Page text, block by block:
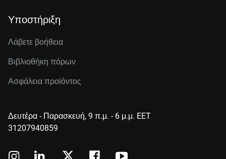
Υποστήριξη
Λάβετε βοήθεια
Βιβλιοθήκη πόρων
Ασφάλεια προϊόντος
Δευτέρα - Παρασκευή, 9 π.μ. - 6 μ.μ. EET
31207940859